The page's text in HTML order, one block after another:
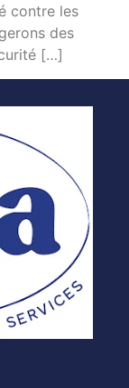
contre les
des
[…]